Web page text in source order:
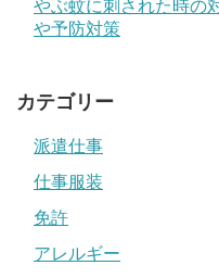
やぶ蚊に刺された時の
や予防対策
カテゴリー
派遣仕事
仕事服装
免許
アレルギー